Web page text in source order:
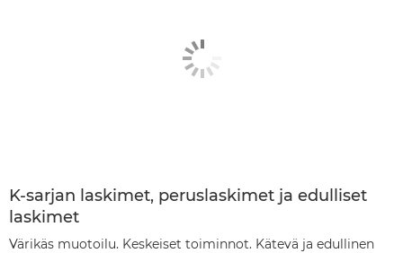
K-sarjan laskimet, peruslaskimet ja edulliset
laskimet
Värikäs muotoilu. Keskeiset toiminnot. Kätevä ja edullinen